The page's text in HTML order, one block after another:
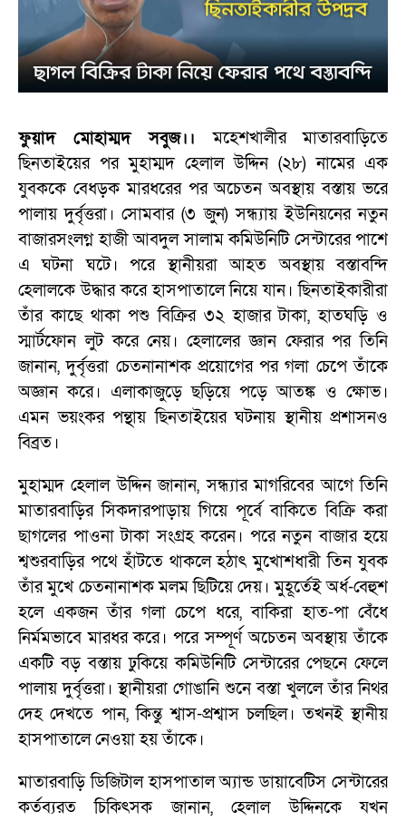
ফুয়াদ মোহাম্মদ সবুজ।।মহেশখালীর মাতারবাড়িতে
ছিনতাইয়ের পর মুহাম্মদ হেলাল উদ্দিন (২৮) নামের এক
যুবককে বেধড়ক মারধরের পর অচেতন অবস্থায় বস্তায় ভরে
পালায় দুর্বৃত্তরা। সোমবার (৩ জুন) সন্ধ্যায় ইউনিয়নের নতুন
বাজারসংলগ্ন হাজী আবদুল সালাম কমিউনিটি সেন্টারের পাশে
এ ঘটনা ঘটে। পরে স্থানীয়রা আহত অবস্থায় বস্তাবন্দি
হেলালকে উদ্ধার করে হাসপাতালে নিয়ে যান। ছিনতাইকারীরা
তাঁর কাছে থাকা পশু বিক্রির ৩২ হাজার টাকা, হাতঘড়ি ও
স্মার্টফোন লুট করে নেয়। হেলালের জ্ঞান ফেরার পর তিনি
জানান, দুর্বৃত্তরা চেতনানাশক প্রয়োগের পর গলা চেপে তাঁকে
অজ্ঞান করে। এলাকাজুড়ে ছড়িয়ে পড়ে আতঙ্ক ও ক্ষোভ।
এমন ভয়ংকর পন্থায় ছিনতাইয়ের ঘটনায় স্থানীয় প্রশাসনও
বিব্রত।
মুহাম্মদ হেলাল উদ্দিন জানান, সন্ধ্যার মাগরিবের আগে তিনি
মাতারবাড়ির সিকদারপাড়ায় গিয়ে পূর্বে বাকিতে বিক্রি করা
ছাগলের পাওনা টাকা সংগ্রহ করেন। পরে নতুন বাজার হয়ে
শ্বশুরবাড়ির পথে হাঁটতে থাকলে হঠাৎ মুখোশধারী তিন যুবক
তাঁর মুখে চেতনানাশক মলম ছিটিয়ে দেয়। মুহূর্তেই অর্ধ-বেহুশ
হলে একজন তাঁর গলা চেপে ধরে, বাকিরা হাত-পা বেঁধে
নির্মমভাবে মারধর করে। পরে সম্পূর্ণ অচেতন অবস্থায় তাঁকে
একটি বড় বস্তায় ঢুকিয়ে কমিউনিটি সেন্টারের পেছনে ফেলে
পালায় দুর্বৃত্তরা। স্থানীয়রা গোঙানি শুনে বস্তা খুললে তাঁর নিথর
দেহ দেখতে পান, কিন্তু শ্বাস-প্রশ্বাস চলছিল। তখনই স্থানীয়
হাসপাতালে নেওয়া হয় তাঁকে।
মাতারবাড়ি ডিজিটাল হাসপাতাল অ্যান্ড ডায়াবেটিস সেন্টারের
কর্তব্যরত চিকিৎসক জানান, হেলাল উদ্দিনকে যখন